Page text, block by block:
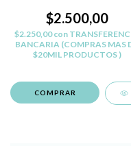
$2.500,00
$2.250,00con
BANCARIA (COMPRAS MAS
$20MIL PRODUCTOS )